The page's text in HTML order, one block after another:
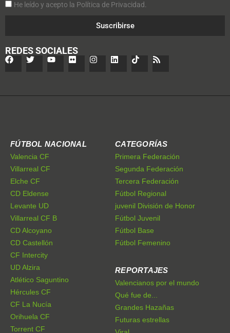
He leído y acepto la Política de Privacidad.
Suscribirse
REDES SOCIALES
FÚTBOL NACIONAL
Valencia CF
Villarreal CF
Elche CF
CD Eldense
Levante UD
Villarreal CF B
CD Alcoyano
CD Castellón
CF Intercity
UD Alzira
Atlético Saguntino
Hércules CF
CF La Nucía
Orihuela CF
Torrent CF
CATEGORÍAS
Primera Federación
Segunda Federación
Tercera Federación
Fútbol Regional
juvenil División de Honor
Fútbol Juvenil
Fútbol Base
Fútbol Femenino
REPORTAJES
Valencianos por el mundo
Qué fue de...
Grandes Hazañas
Futuras estrellas